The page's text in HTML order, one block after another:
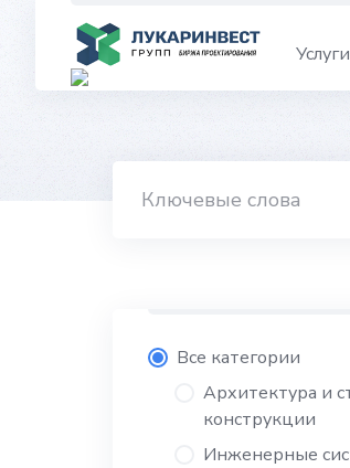
Все категории
Архитектура и
конструкции
Инженерные